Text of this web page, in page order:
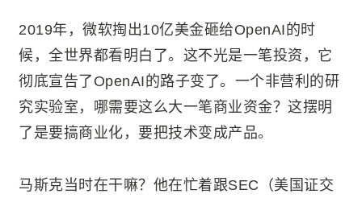
2019年，微软掏出10亿美金砸给OpenAI的时
候，全世界都看明白了。这不光是一笔投资，它
彻底宣告了OpenAI的路子变了。一个非营利的研
究实验室，哪需要这么大一笔商业资金？这摆明
了是要搞商业化，要把技术变成产品。
马斯克当时在干嘛？他在忙着跟SEC（美国证交